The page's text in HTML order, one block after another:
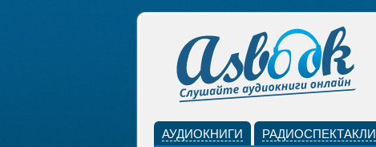
АУДИОКНИГИ РАДИОСПЕКТАКЛИ